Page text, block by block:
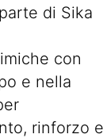
di Sika
con
e nella
rinforzo e